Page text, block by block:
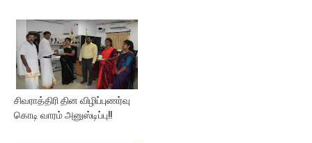
சிவராத்திரி தின விழிப்புணர்வு
கொடி வாரம் அனுஸ்டிப்பு!!